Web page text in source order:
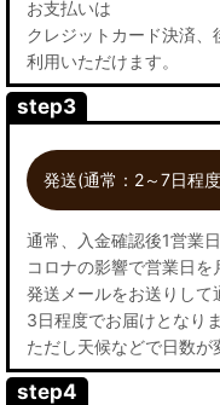
お支払いは
クレジットカード決済
利用いただけます。
step3
発送(通常：2～7日程
通常、入金確認後1営業
コロナの影響で営業日を
発送メールをお送りして
3日程度でお届けとなりま
ただし天候などで日数が
step4